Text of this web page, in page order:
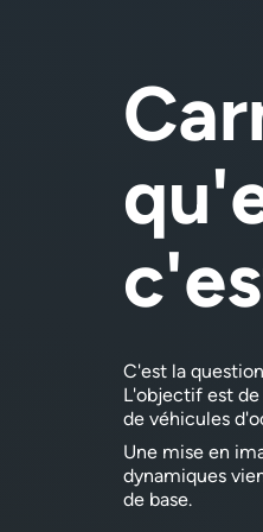
C'est la
L'objectif est
de véhicules
Une mise en
dynamiques
de base.